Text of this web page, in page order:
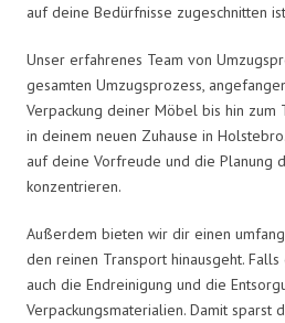
auf deine Bedürfnisse zugeschnitten
Unser erfahrenes Team von
gesamten Umzugsprozess,
Verpackung deiner Möbel bis hin zum
in deinem neuen Zuhause in
auf deine Vorfreude und die Planung
konzentrieren.
Außerdem bieten wir dir einen
den reinen Transport hinausgeht.
auch die Endreinigung und die
Verpackungsmaterialien. Damit sparst